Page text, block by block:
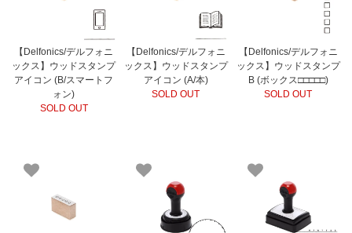
【Delfonics/デルフォニ
ックス】ウッドスタンプ
アイコン (B/スマートフ
ォン)
SOLD OUT
【Delfonics/デルフォニ
ックス】ウッドスタンプ
アイコン (A/本)
SOLD OUT
【Delfonics/デルフォニ
ックス】ウッドスタンプ
B (ボックス□□□□□)
SOLD OUT